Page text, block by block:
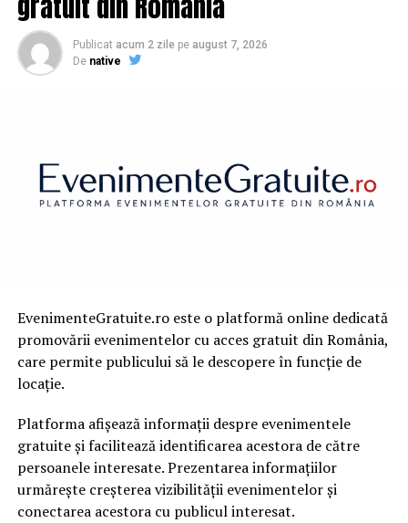
Publicat acum 2 zile pe august 7, 2026
De native
EvenimenteGratuite.ro este o platformă online dedicată
promovării evenimentelor cu acces gratuit din România,
care permite publicului să le descopere în funcție de
locație.
Platforma afișează informații despre evenimentele
gratuite și facilitează identificarea acestora de către
persoanele interesate. Prezentarea informațiilor
urmărește creșterea vizibilității evenimentelor și
conectarea acestora cu publicul interesat.